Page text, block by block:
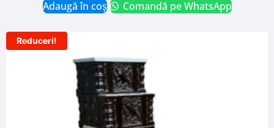
Adaugă în coș
Comandă pe WhatsApp
Reduceri!